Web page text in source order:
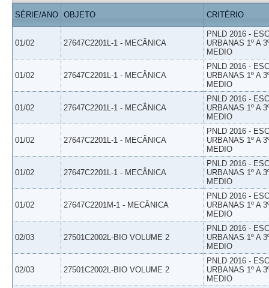
SÉRIE/ANO OBJETO CRITÉRIO
01/02 27647C2201L-1 - MECÂNICA
PNLD 2016 -
URBANAS 1º A
MEDIO
01/02 27647C2201L-1 - MECÂNICA
PNLD 2016 -
URBANAS 1º A
MEDIO
01/02 27647C2201L-1 - MECÂNICA
PNLD 2016 -
URBANAS 1º A
MEDIO
01/02 27647C2201L-1 - MECÂNICA
PNLD 2016 -
URBANAS 1º A
MEDIO
01/02 27647C2201L-1 - MECÂNICA
PNLD 2016 -
URBANAS 1º A
MEDIO
01/02 27647C2201M-1 - MECÂNICA
PNLD 2016 -
URBANAS 1º A
MEDIO
02/03 27501C2002L-BIO VOLUME 2
PNLD 2016 -
URBANAS 1º A
MEDIO
02/03 27501C2002L-BIO VOLUME 2
PNLD 2016 -
URBANAS 1º A
MEDIO